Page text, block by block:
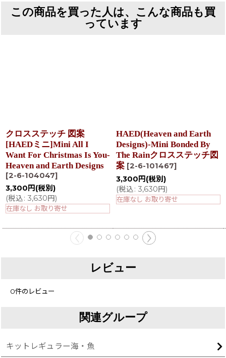
この商品を買った人は、こんな商品も買
っています
クロスステッチ 図案
[HAEDミニ]Mini All I
Want For Christmas Is You-
Heaven and Earth Designs
[2-6-104047]
3,300 円 (税別)
(税込: 3,630円)
在庫なし お取り寄せ
HAED(Heaven and Earth
Designs)-Mini Bonded By
The Rainクロスステッチ図
案 [2-6-101467]
3,300 円 (税別)
(税込: 3,630円)
在庫なし お取り寄せ
レビュー
0件のレビュー
関連グループ
キットレギュラー海・魚